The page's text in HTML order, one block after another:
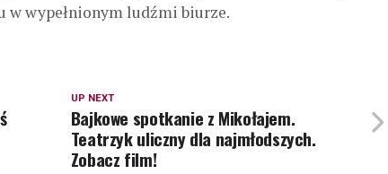
w wypełnionym ludźmi biurze.
UP NEXT
Bajkowe spotkanie z Mikołajem.
Teatrzyk uliczny dla najmłodszych.
Zobacz film!